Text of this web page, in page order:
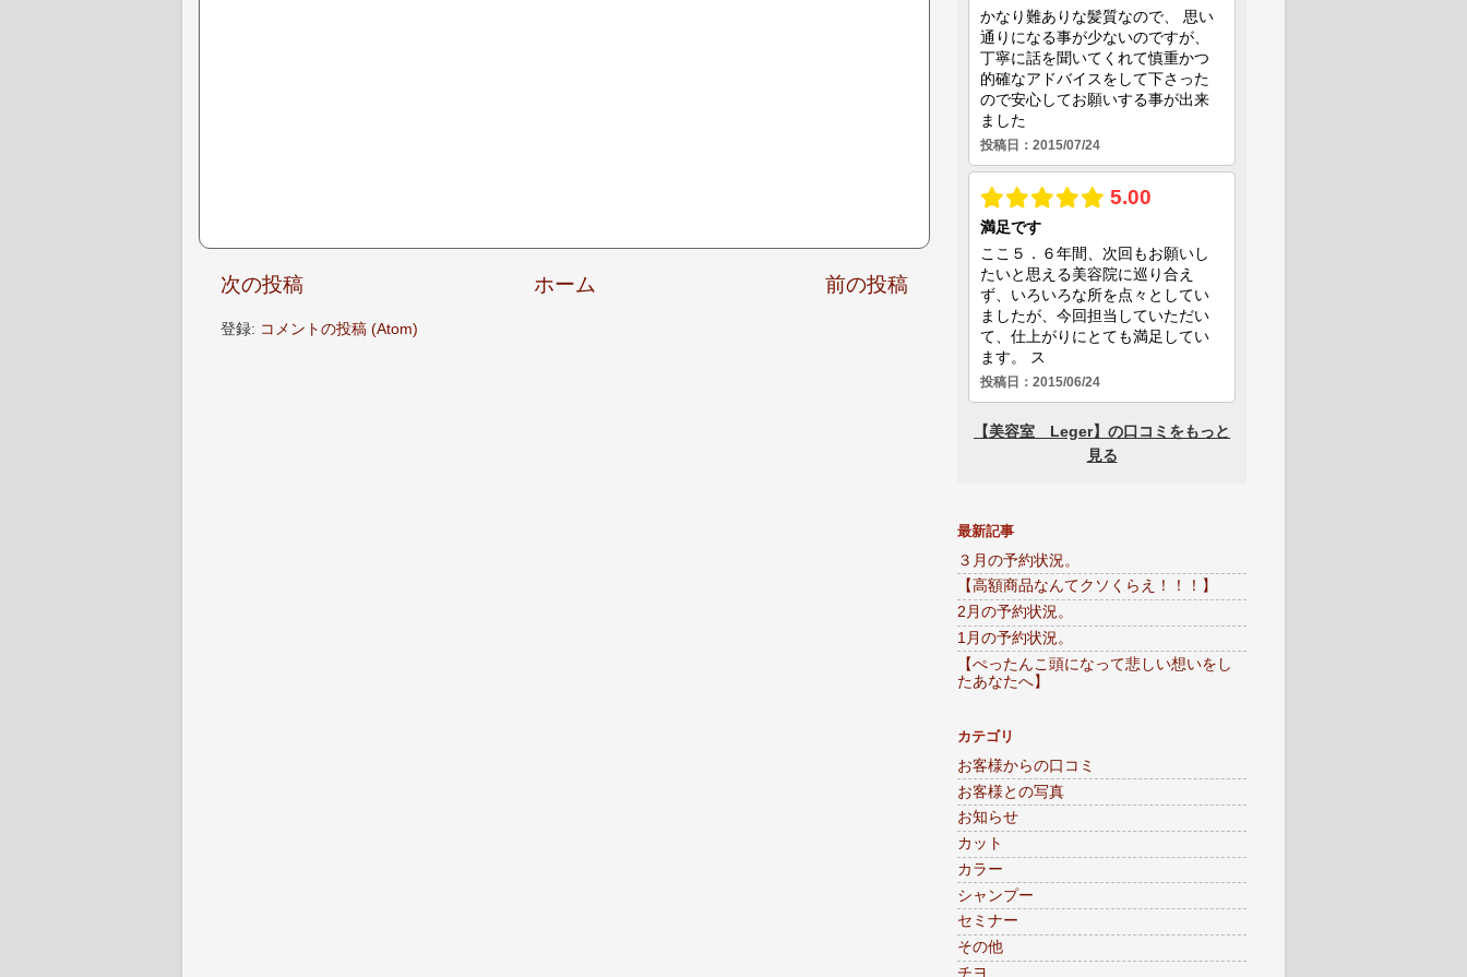
次の投稿 前の投稿
ホーム
登録: コメントの投稿 (Atom)
最新記事
３月の予約状況。
【高額商品なんてクソくらえ！！！】
2月の予約状況。
1月の予約状況。
【ぺったんこ頭になって悲しい想いをし
たあなたへ】
カテゴリ
お客様からの口コミ
お客様との写真
お知らせ
カット
カラー
シャンプー
セミナー
その他
チヨ